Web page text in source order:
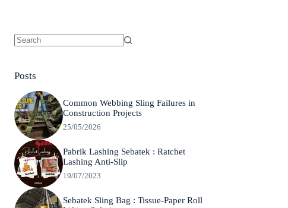
Posts
Common Webbing Sling Failures in
Construction Projects
25/05/2026
Pabrik Lashing Sebatek : Ratchet
Lashing Anti-Slip
19/07/2023
Sebatek Sling Bag : Tissue-Paper Roll